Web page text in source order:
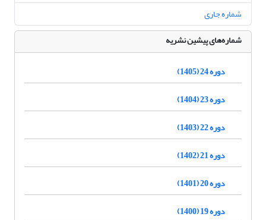
شماره جاری
شماره‌های پیشین نشریه
دوره 24 (1405)
دوره 23 (1404)
دوره 22 (1403)
دوره 21 (1402)
دوره 20 (1401)
دوره 19 (1400)